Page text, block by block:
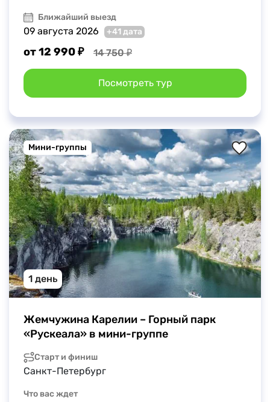
Ближайший выезд
09 августа 2026 +41 дата
от 12 990 ₽ 14 750 ₽
Посмотреть тур
Мини-группы
1 день
Жемчужина Карелии – Горный парк
«Рускеала» в мини-группе
Старт и финиш
Санкт-Петербург
Что вас ждет